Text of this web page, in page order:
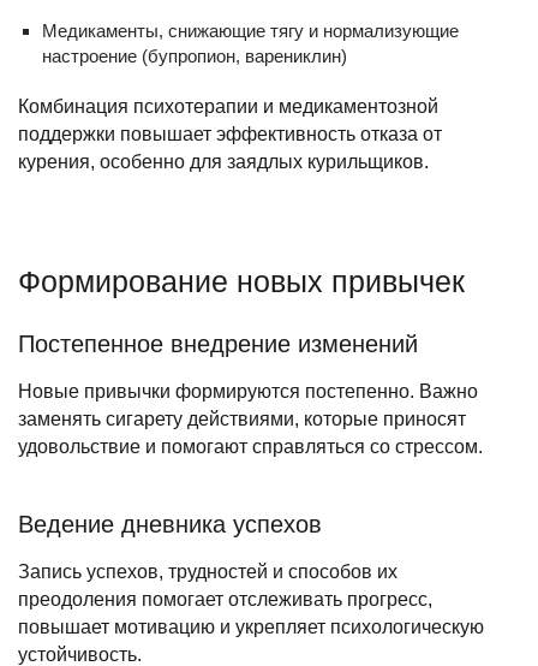
Медикаменты, снижающие тягу и нормализующие
настроение (бупропион, варениклин)
Комбинация психотерапии и медикаментозной
поддержки повышает эффективность отказа от
курения, особенно для заядлых курильщиков.
Формирование новых привычек
Постепенное внедрение изменений
Новые привычки формируются постепенно. Важно
заменять сигарету действиями, которые приносят
удовольствие и помогают справляться со стрессом.
Ведение дневника успехов
Запись успехов, трудностей и способов их
преодоления помогает отслеживать прогресс,
повышает мотивацию и укрепляет психологическую
устойчивость.